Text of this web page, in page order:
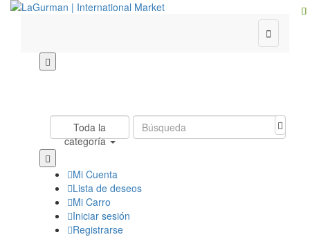

Toda la
categoría
Mi Cuenta
Lista de deseos
Mi Carro
Iniciar sesión
Registrarse